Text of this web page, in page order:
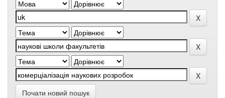
Почати новий пошук